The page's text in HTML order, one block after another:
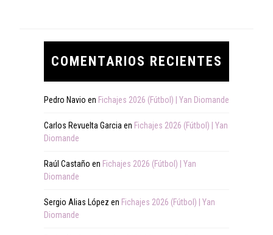
COMENTARIOS RECIENTES
Pedro Navio en Fichajes 2026 (Fútbol) | Yan Diomande
Carlos Revuelta Garcia en Fichajes 2026 (Fútbol) | Yan
Diomande
Raúl Castaño en Fichajes 2026 (Fútbol) | Yan
Diomande
Sergio Alias López en Fichajes 2026 (Fútbol) | Yan
Diomande